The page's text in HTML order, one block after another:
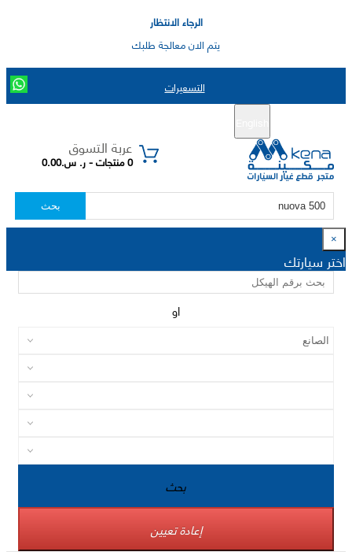
الرجاء الانتظار
يتم الان معالجة طلبك
التسعيرات
عربة التسوق
0 منتجات - ر. س.0.00
بحث
×
اختر سيارتك
او
بحث
إعادة تعيين